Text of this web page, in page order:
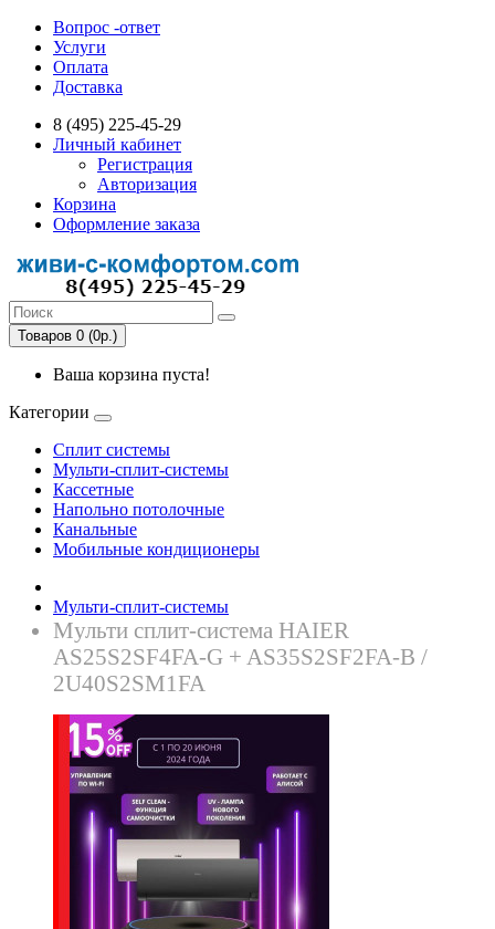
Вопрос -ответ
Услуги
Оплата
Доставка
8 (495) 225-45-29
Личный кабинет
Регистрация
Авторизация
Корзина
Оформление заказа
Товаров 0 (0р.)
Ваша корзина пуста!
Категории
Сплит системы
Мульти-сплит-системы
Кассетные
Напольно потолочные
Канальные
Мобильные кондиционеры
Мульти-сплит-системы
Mульти сплит-система HAIER
AS25S2SF4FA-G + AS35S2SF2FA-B /
2U40S2SM1FA